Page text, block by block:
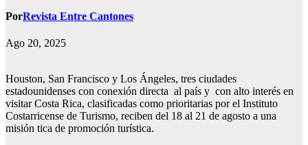
PorRevista Entre Cantones
Ago 20, 2025
Houston, San Francisco y Los Ángeles, tres ciudades
estadounidenses con conexión directa al país y con alto interés en
visitar Costa Rica, clasificadas como prioritarias por el Instituto
Costarricense de Turismo, reciben del 18 al 21 de agosto a una
misión tica de promoción turística.